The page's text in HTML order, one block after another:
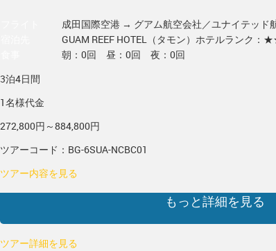
成田国際空港 → グアム航空会社／ユナイテッド
GUAM REEF HOTEL（タモン） ホテルランク
朝：0回 昼：0回 夜：0回
3泊4日間
1名様代金
272,800円～884,800円
ツアーコード：BG-6SUA-NCBC01
ツアー内容を見る
もっと詳細を見る
ツアー詳細を見る